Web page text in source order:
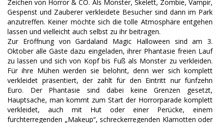
Zeichen von Horror & CO. Als Monster, Skelett, Zombie, Vampir,
Gespenst und Zauberer verkleidete Besucher sind dann im Park
anzutreffen. Keiner möchte sich die tolle Atmosphäre entgehen
lassen und vielleicht auch selbst zu ihr beitragen.
Zur Eröffnung von Gardaland Magic Halloween sind am 3.
Oktober alle Gäste dazu eingeladen, ihrer Phantasie freien Lauf
zu lassen und sich von Kopf bis Fuß als Monster zu verkleiden.
Für ihre Mühen werden sie belohnt, denn wer sich komplett
verkleidet präsentiert, der zahlt für den Eintritt nur fünfzehn
Euro. Der Phantasie sind dabei keine Grenzen gesetzt,
Hauptsache, man kommt zum Start der Horrorparade komplett
verkleidet, auch mit Hut oder einer Perücke, einem
furchterregenden „Makeup“, schreckerregenden Klamotten oder